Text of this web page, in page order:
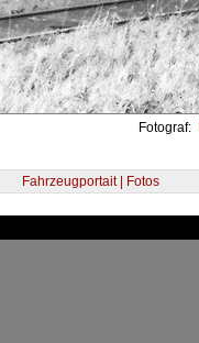
Fotograf:
Fahrzeugportait | Fotos